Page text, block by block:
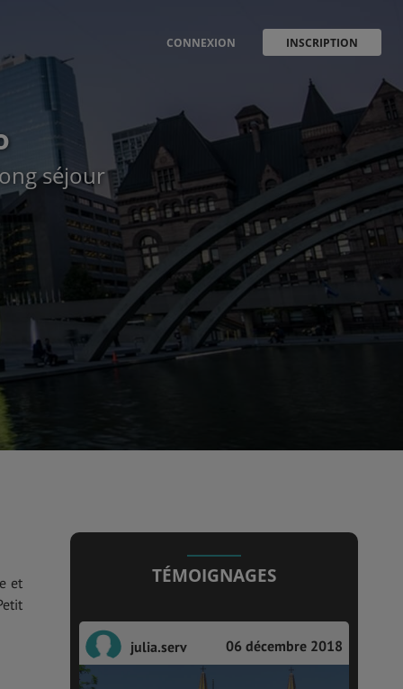
CONNEXION INSCRIPTION
séjour
et
TÉMOIGNAGES
julia.serv 06 décembre 2018